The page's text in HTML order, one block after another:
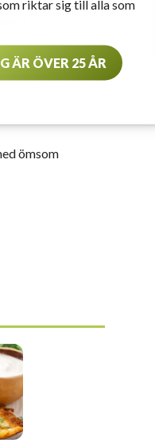
gräs,
ömsom
riktar sig till alla som
ÄR ÖVER 25 ÅR